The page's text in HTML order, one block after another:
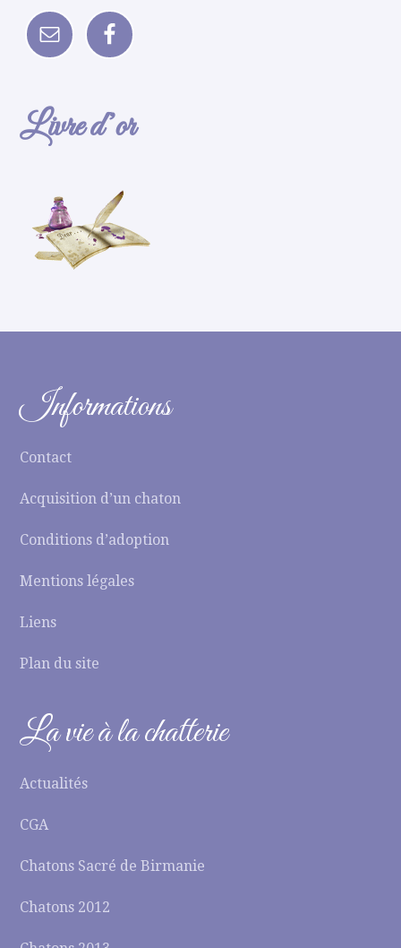
Livre d’or
Informations
Contact
Acquisition d’un chaton
Conditions d’adoption
Mentions légales
Liens
Plan du site
La vie à la chatterie
Actualités
CGA
Chatons Sacré de Birmanie
Chatons 2012